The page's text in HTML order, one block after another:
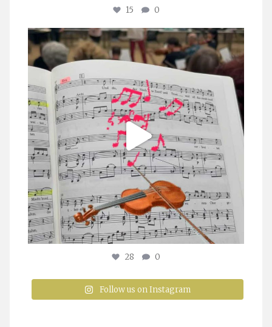
15 0
stuttgarter_oratorienchor
Juli 23
28 0
Follow us on Instagram